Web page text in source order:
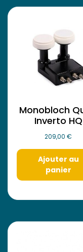
Monobloch
Inverto HQ
209,00€
Ajouter au
panier